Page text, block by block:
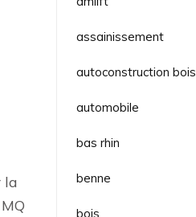
la
assainissement
autoconstruction bois
automobile
bas rhin
benne
bois